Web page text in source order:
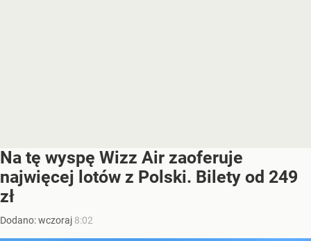
Na tę wyspę Wizz Air zaoferuje
najwięcej lotów z Polski. Bilety od 249
zł
Dodano:wczoraj 8:02